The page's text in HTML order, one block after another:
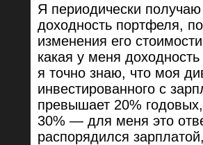
Я периодически
доходность портфеля,
изменения его
какая у меня
я точно знаю, что моя
инвестированного с
превышает 20%
30% — для меня это
распорядился